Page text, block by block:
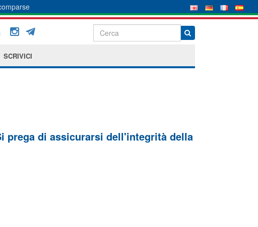
SCRIVICI
prega di assicurarsi dell'integrità della